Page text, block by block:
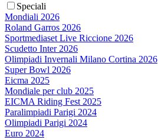
Speciali
Mondiali 2026
Roland Garros 2026
Sportmediaset Live Riccione 2026
Scudetto Inter 2026
Olimpiadi Invernali Milano Cortina 2026
Super Bowl 2026
Eicma 2025
Mondiale per club 2025
EICMA Riding Fest 2025
Paralimpiadi Parigi 2024
Olimpiadi Parigi 2024
Euro 2024